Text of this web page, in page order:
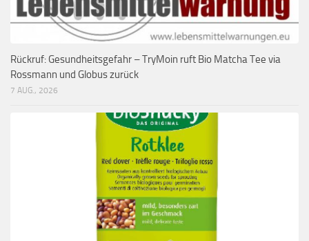
Rückruf: Gesundheitsgefahr – TryMoin ruft Bio Matcha Tee via
Rossmann und Globus zurück
7 AUG., 2026